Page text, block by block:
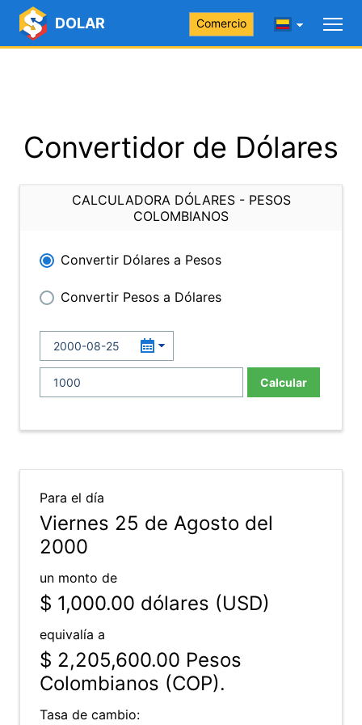
DOLAR Comercio
Convertidor de Dólares
CALCULADORA DÓLARES - PESOS
COLOMBIANOS
Convertir Dólares a Pesos
Convertir Pesos a Dólares
Calcular
Para el día
Viernes 25 de Agosto del
2000
un monto de
$ 1,000.00 dólares (USD)
equivalía a
$ 2,205,600.00 Pesos
Colombianos (COP).
Tasa de cambio: